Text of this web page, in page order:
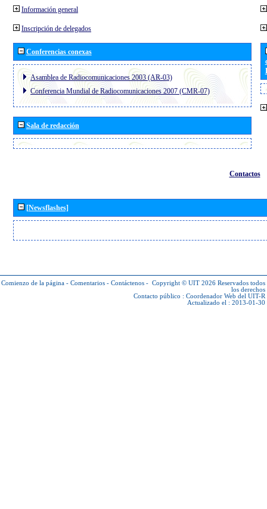
Información general
Inscripción de delegados
Conferencias conexas
Asamblea de Radiocomunicaciones 2003 (AR-03)
Conferencia Mundial de Radiocomunicaciones 2007 (CMR-07)
Sala de redacción
Contactos
[Newsflashes]
Comienzo de la página - Comentarios - Contáctenos - Copyright © UIT 2026 Reservados todos
los derechos
Contacto público : Coordenador Web del UIT-R
Actualizado el : 2013-01-30